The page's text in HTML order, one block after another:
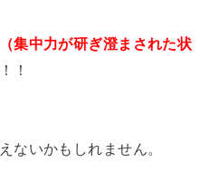
集中力が研ぎ澄まされた状
！
ないかもしれません。